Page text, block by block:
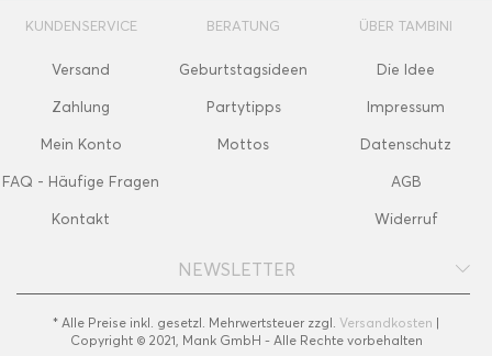
KUNDENSERVICE
Versand
Zahlung
Mein Konto
FAQ - Häufige Fragen
Kontakt
BERATUNG
Geburtstagsideen
Partytipps
Mottos
ÜBER TAMBINI
Die Idee
Impressum
Datenschutz
AGB
Widerruf
NEWSLETTER
* Alle Preise inkl. gesetzl. Mehrwertsteuer zzgl. Versandkosten |
Copyright © 2021, Mank GmbH - Alle Rechte vorbehalten